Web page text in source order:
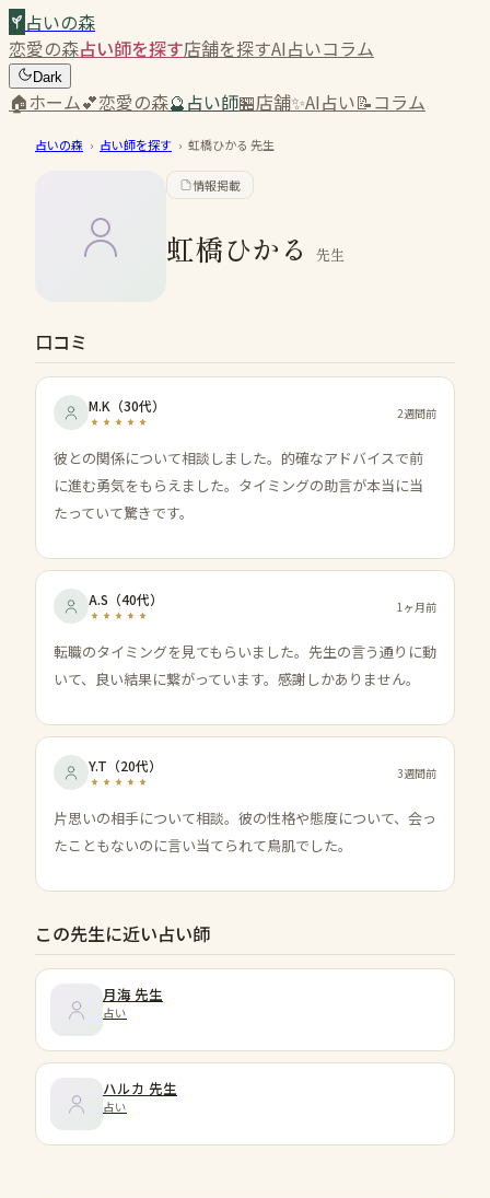
占いの森
恋愛の森占い師を探す店舗を探すAI占いコラム
Dark
🏠ホーム💕恋愛の森🔮占い師🏪店舗✨AI占い📝コラム
占いの森 › 占い師を探す › 虹橋ひかる 先生
情報掲載
虹橋ひかる 先生
口コミ
M.K （30代） 2週間前
彼との関係について相談しました。的確なアドバイスで前
に進む勇気をもらえました。タイミングの助言が本当に当
たっていて驚きです。
A.S （40代） 1ヶ月前
転職のタイミングを見てもらいました。先生の言う通りに動
いて、良い結果に繋がっています。感謝しかありません。
Y.T （20代） 3週間前
片思いの相手について相談。彼の性格や態度について、会っ
たこともないのに言い当てられて鳥肌でした。
この先生に近い占い師
月海 先生
占い
ハルカ 先生
占い